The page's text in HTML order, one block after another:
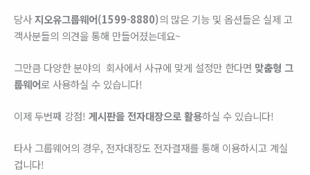
당사지오유그룹웨어(1599-8880)의 많은 기능 및 옵션들은 실제 고
객사분들의 의견을 통해 만들어졌는데요~
그만큼 다양한 분야의 회사에서 사규에 맞게 설정만 한다면 맞춤형 그
룹웨어로 사용하실 수 있습니다!
이제 두번째 강점! 게시판을 전자대장으로 활용하실 수 있습니다!
타사 그룹웨어의 경우, 전자대장도 전자결재를 통해 이용하시고 계실
겁니다!